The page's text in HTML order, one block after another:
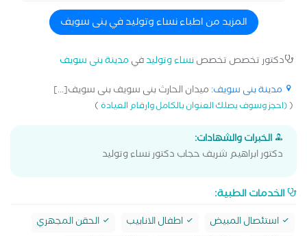
المزيد من اطباء نساء وتوليد في بنى سويف
دكتور تخصص تخصصنساء وتوليدفي مدينة بنى سويف
مدينة بنى سويف: ميدان الحارث بنى سويف بنى سويف[...]
((احجز وسوف يصلك العنوان بالكامل وارقام العيادة)
الخبرات والشهادات:
دكتور ابراهيم شريف حجاب دكتور نساء وتوليد
الخدمات الطبية:
استئصال المبيض اطفال الانابيب
الحقن المجهري